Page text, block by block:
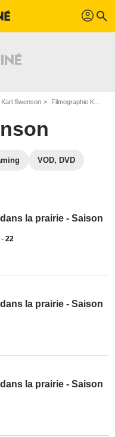
profil search
Karl Swenson Filmographie Karl Swenson
VOD, DVD
la prairie - Saison
- 22
la prairie - Saison
la prairie - Saison